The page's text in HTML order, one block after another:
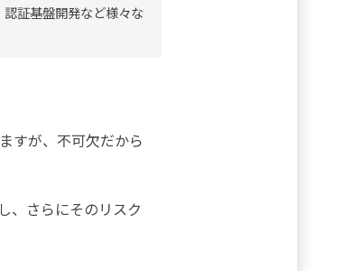
証基盤開発など様々な
すが、不可欠だから
、さらにそのリスク